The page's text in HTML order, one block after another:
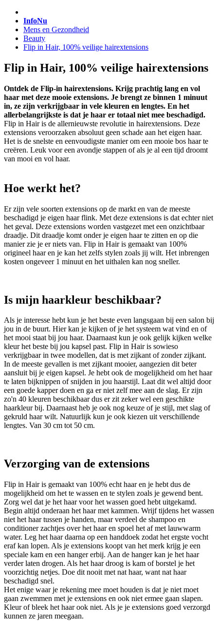
InfoNu
Mens en Gezondheid
Beauty
Flip in Hair, 100% veilige hairextensions
Flip in Hair, 100% veilige hairextensions
Ontdek de Flip-in hairextensions. Krijg prachtig lang en vol
haar met deze mooie extensions. Je brengt ze binnen 1 minuut
in, ze zijn verkrijgbaar in vele kleuren en lengtes. En het
allerbelangrijkste is dat je haar er totaal niet mee beschadigd.
Flip in Hair is de allernieuwste revolutie in hairextensions. Deze
extensions veroorzaken absoluut geen schade aan het eigen haar.
Het is de snelste en eenvoudigste manier om een mooie bos haar te
creëren. Leuk voor een avondje stappen of als je al een tijd droomt
van mooi en vol haar.
Hoe werkt het?
Er zijn vele soorten extensions op de markt en van de meeste
beschadigd je eigen haar flink. Met deze extensions is dat echter niet
het geval. Deze extensions worden vastgezet met een onzichtbaar
draadje. Dit draadje komt onder je eigen haar te zitten en op die
manier zie je er niets van. Flip in Hair is gemaakt van 100%
origineel haar en je kan het zelfs stylen zoals jij wilt. Het inbrengen
kosten ongeveer 1 minuut en het uithalen kan nog sneller.
Is mijn haarkleur beschikbaar?
Als je interesse hebt kun je het beste even langsgaan bij een salon bij
jou in de buurt. Hier kan je kijken of je het systeem wat vind en of
het mooi staat bij jou haar. Daarnaast kun je ook gelijk kijken welke
kleur het beste bij jou kapsel past. Flip in Hair is sowieso
verkrijgbaar in twee modellen, dat is met zijkant of zonder zijkant.
In de meeste gevallen is met zijkant mooier, aangezien dit beter
aansluit bij je eigen kapsel. Je hebt ook de mogelijkheid om het haar
te laten bijknippen of snijden in jou haarstijl. Laat dit wel altijd door
een goede kapper doen en ga er niet zelf mee aan de slag. Er zijn
zo'n 40 kleuren beschikbaar dus er zit zeker wel een geschikte
haarkleur bij. Daarnaast heb je ook nog keuze of je stijl, met slag of
gekruld haar wilt. Natuurlijk kun je ook kiezen uit verschillende
lengtes. Van 30 cm tot 50 cm.
Verzorging van de extensions
Flip in Hair is gemaakt van 100% echt haar en je hebt dus de
mogelijkheid om het te wassen en te stylen zoals je gewend bent.
Zorg wel dat je het haar voor het wassen goed hebt uitgekamd.
Begin altijd onderaan het haar met kammen. Wrijf tijdens het wassen
niet het haar tussen je handen, maar verdeel de shampoo en
conditioner zachtjes over het haar en spoel het af met lauwwarm
water. Leg het haar daarna op een handdoek zodat het ergste vocht
eraf kan lopen. Als je extensions koopt van het merk krijg je een
speciale kam en een hanger erbij. Aan de hanger kan je het haar
verder laten drogen. Als het haar droog is kam of borstel je het
voorzichtig netjes. Doe dit nooit met nat haar, want nat haar
beschadigd snel.
Het enige waar je rekening mee moet houden is dat je niet moet
gaan zwemmen met je extensions en ook niet ermee gaan slapen.
Kleur of bleek het haar ook niet. Als je je extensions goed verzorgd
kunnen ze jaren meegaan.